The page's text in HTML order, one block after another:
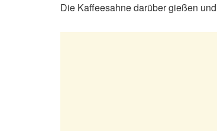
Die Kaffeesahne darüber gießen